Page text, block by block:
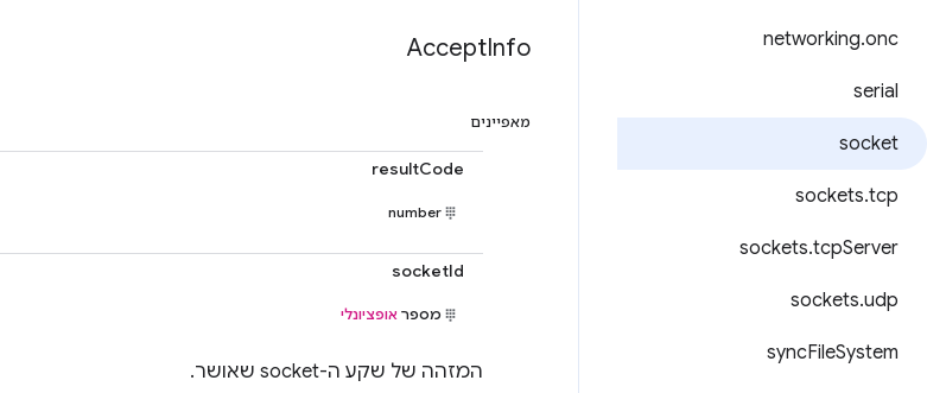
networking.onc
serial
socket
sockets.tcp
sockets.tcpServer
sockets.udp
syncFileSystem
AcceptInfo
מאפיינים
resultCode
number
socketId
מספר אופציונלי
המזהה של שקע ה-socket שאושר.